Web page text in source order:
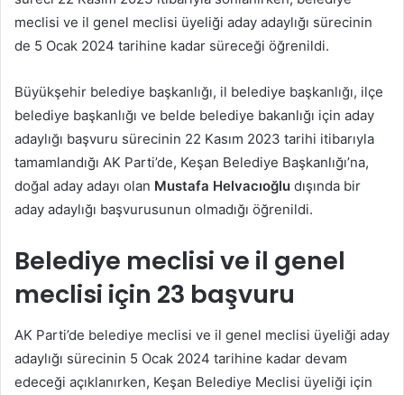
meclisi ve il genel meclisi üyeliği aday adaylığı sürecinin
de 5 Ocak 2024 tarihine kadar süreceği öğrenildi.
Büyükşehir belediye başkanlığı, il belediye başkanlığı, ilçe
belediye başkanlığı ve belde belediye bakanlığı için aday
adaylığı başvuru sürecinin 22 Kasım 2023 tarihi itibarıyla
tamamlandığı AK Parti’de, Keşan Belediye Başkanlığı’na,
doğal aday adayı olan Mustafa Helvacıoğlu dışında bir
aday adaylığı başvurusunun olmadığı öğrenildi.
Belediye meclisi ve il genel
meclisi için 23 başvuru
AK Parti’de belediye meclisi ve il genel meclisi üyeliği aday
adaylığı sürecinin 5 Ocak 2024 tarihine kadar devam
edeceği açıklanırken, Keşan Belediye Meclisi üyeliği için